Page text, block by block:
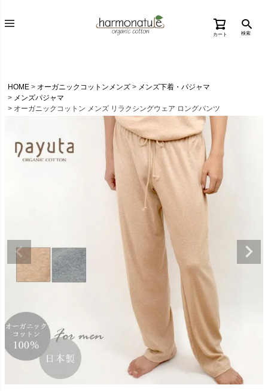
カート 検索
HOME オーガニックコットンメンズ
メンズ下着・パジャマ
メンズパジャマ
オーガニックコットン メンズ リラクシングウェア ロングパンツ